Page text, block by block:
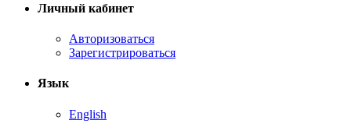
Личный кабинет
Авторизоваться
Зарегистрироваться
Язык
English